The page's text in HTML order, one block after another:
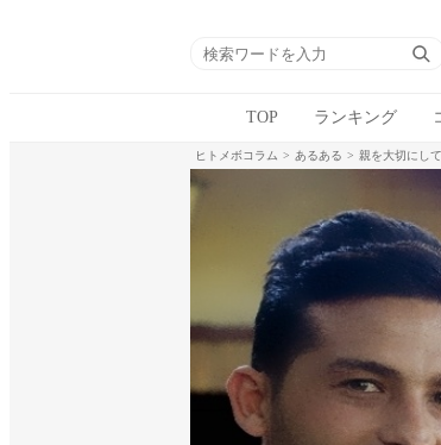
TOP ランキング
ヒトメボコラム あるある 親を大切にし